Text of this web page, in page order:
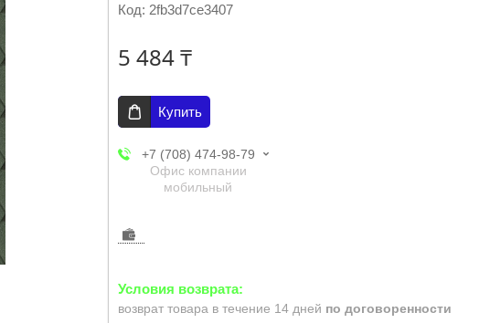
Код: 2fb3d7ce3407
5 484 ₸
Купить
+7 (708) 474-98-79
Офис компании
мобильный
возврат товара в течение 14 дней по договоренности